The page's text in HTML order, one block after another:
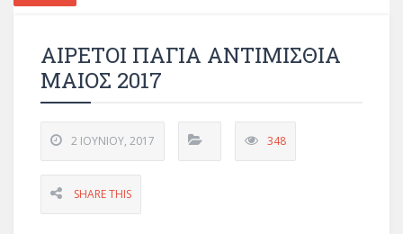
ΑΙΡΕΤΟΙ ΠΑΓΙΑ ΑΝΤΙΜΙΣΘΙΑ
ΜΑΙΟΣ 2017
2 ΙΟΥΝΊΟΥ, 2017 348
SHARE THIS